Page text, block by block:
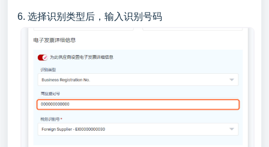
6. 选择识别类型后，输入识别号码